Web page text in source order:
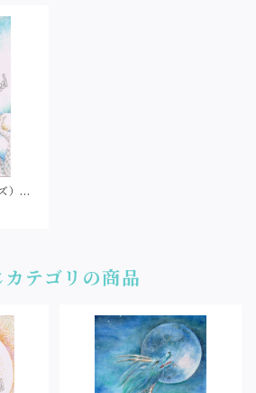
）原
カテゴリの商品